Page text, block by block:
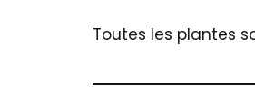
Toutes les plantes